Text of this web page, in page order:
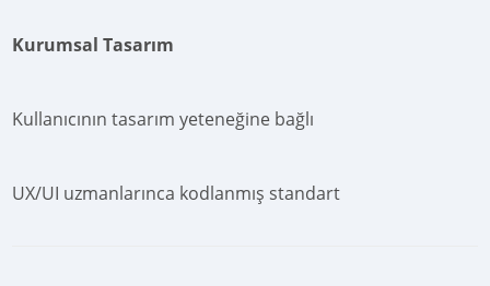
Kurumsal Tasarım
Kullanıcının tasarım yeteneğine bağlı
UX/UI uzmanlarınca kodlanmış standart